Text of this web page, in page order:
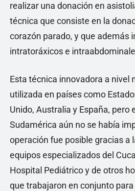
realizar una donación en
técnica que consiste en la
corazón parado, y que además
intratoráxicos e
Esta técnica innovadora a nivel
utilizada en países como
Unido, Australia y España, pero
Sudamérica aún no se había
operación fue posible gracias a
equipos especializados del
Hospital Pediátrico y de otros
que trabajaron en conjunto para